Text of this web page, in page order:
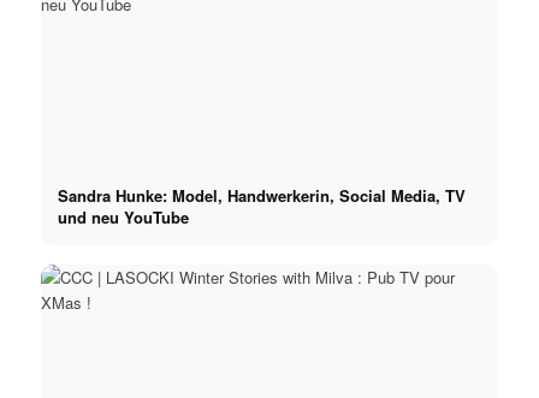
Sandra Hunke: Model, Handwerkerin, Social Media, TV
und neu YouTube